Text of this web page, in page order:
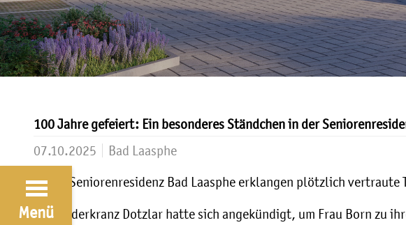
Menü
100 Jahre gefeiert: Ein besonderes Ständchen in der
07.10.2025
Bad Laasphe
In der Seniorenresidenz Bad Laasphe erklangen plötzlich vertraute
Der Liederkranz Dotzlar hatte sich angekündigt, um Frau Born zu